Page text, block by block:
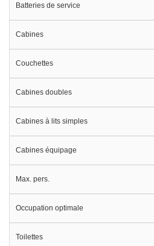
Batteries de service
Cabines
Couchettes
Cabines doubles
Cabines à lits simples
Cabines équipage
Max. pers.
Occupation optimale
Toilettes